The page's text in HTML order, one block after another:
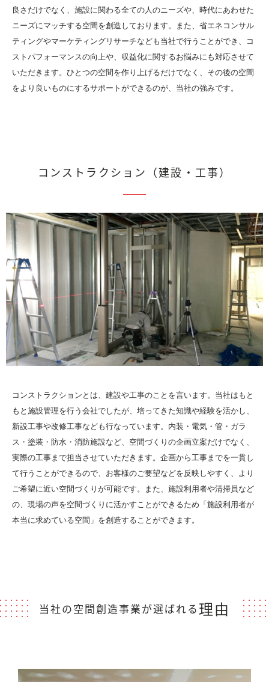
良さだけでなく、施設に関わる全ての人のニーズや、時代にあわせた
ニーズにマッチする空間を創造しております。また、省エネコンサル
ティングやマーケティングリサーチなども当社で行うことができ、コ
ストパフォーマンスの向上や、収益化に関するお悩みにも対応させて
いただきます。ひとつの空間を作り上げるだけでなく、その後の空間
をより良いものにするサポートができるのが、当社の強みです。
コンストラクション（建設・工事）
コンストラクションとは、建設や工事のことを言います。当社はもと
もと施設管理を行う会社でしたが、培ってきた知識や経験を活かし、
新設工事や改修工事なども行なっています。内装・電気・管・ガラ
ス・塗装・防水・消防施設など、空間づくりの企画立案だけでなく、
実際の工事まで担当させていただきます。企画から工事までを一貫し
て行うことができるので、お客様のご要望などを反映しやすく、より
ご希望に近い空間づくりが可能です。また、施設利用者や清掃員など
の、現場の声を空間づくりに活かすことができるため「施設利用者が
本当に求めている空間」を創造することができます。
当社の空間創造事業が選ばれる 理由